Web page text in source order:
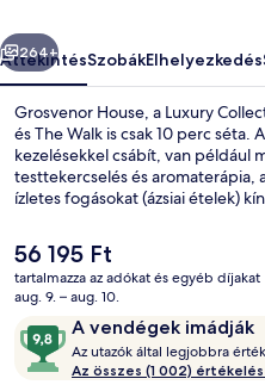
képgalériája
Következő
264+
ÁttekintésSzobákElhelyezkedés
Grosvenor House, a Luxury
és The Walk is csak 10 perc séta.
kezelésekkel csábít, van például
testtekercselés és aromaterápia,
ízletes fogásokat (ázsiai ételek)
24 órában nyitva tartó edzőterem.
következó jellemzőit: segítőkész
rövid sétával megközelíthető:
Mina Seyahi villamosmegálló
A
jelenlegi
ár
56 195 Ft
tartalmazza az adókat és egyéb díjakat
aug. 9. – aug. 10.
ÉrtékelésekA vendégek imádják
9,8
ennyiből:
10,
Az utazók által legjobbra
Az összes (1 002)